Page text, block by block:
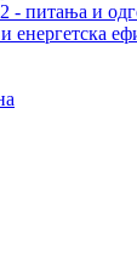
- питања и
и енергетска